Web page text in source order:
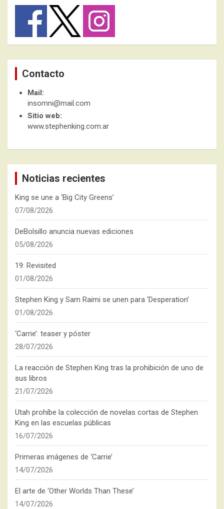
Contacto
Mail:
insomni@mail.com
Sitio web:
www.stephenking.com.ar
Noticias recientes
King se une a ‘Big City Greens’
07/08/2026
DeBolsillo anuncia nuevas ediciones
05/08/2026
19: Revisited
01/08/2026
Stephen King y Sam Raimi se unen para ‘Desperation’
01/08/2026
‘Carrie’: teaser y póster
28/07/2026
La reacción de Stephen King tras la prohibición de uno de
sus libros
21/07/2026
Utah prohíbe la colección de novelas cortas de Stephen
King en las escuelas públicas
16/07/2026
Primeras imágenes de ‘Carrie’
14/07/2026
El arte de ‘Other Worlds Than These’
14/07/2026